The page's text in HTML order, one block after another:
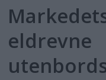
eldrevne